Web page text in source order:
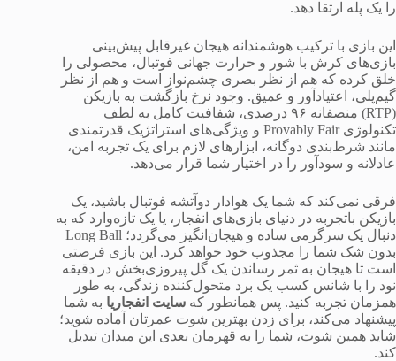
را یک پله ارتقا دهد.
این بازی با ترکیب هوشمندانه هیجان غیرقابل پیش‌بینی
بازی‌های کرش با شور و حرارت جهانی فوتبال، محصولی را
خلق کرده که هم از نظر بصری چشم‌نواز است و هم از نظر
گیم‌پلی، اعتیادآور و عمیق. وجود نرخ بازگشت به بازیکن
(RTP) منصفانه ۹۶ درصدی، شفافیت کامل به لطف
تکنولوژی Provably Fair و ویژگی‌های استراتژیک قدرتمندی
مانند شرط‌بندی دوگانه، ابزارهای لازم برای یک تجربه امن،
عادلانه و سودآور را در اختیار شما قرار می‌دهد.
فرقی نمی‌کند که شما یک هوادار دوآتشه فوتبال باشید، یک
بازیکن باتجربه در دنیای بازی‌های انفجار، یا یک تازه‌وارد که به
دنبال یک سرگرمی ساده و هیجان‌انگیز می‌گردد؛ Long Ball
بدون شک شما را مجذوب خود خواهد کرد. این بازی فرصتی
است تا هیجان به ثمر رساندن یک گل پیروزی‌بخش در دقیقه
نود را با شانس کسب یک برد متحول‌کننده زندگی، به طور
همزمان تجربه کنید. پس همانطور که سایت انفجاریا به شما
پیشنهاد می‌کند، برای زدن بهترین شوت عمرتان آماده شوید؛
شاید همین شوت، شما را به قهرمان بعدی این میدان تبدیل
کند.